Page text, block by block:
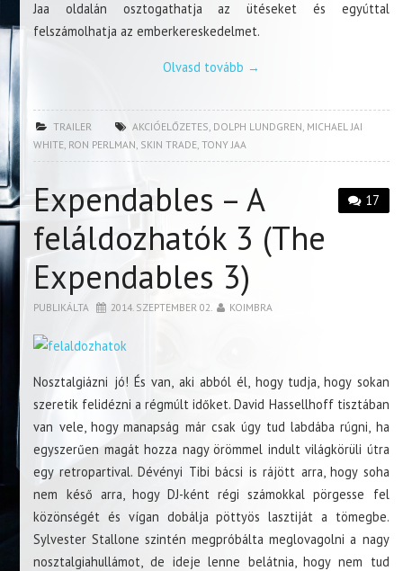
Jaa oldalán osztogathatja az ütéseket és egyúttal
felszámolhatja az emberkereskedelmet.
Olvasd tovább →
TRAILER AKCIÓELŐZETES, DOLPH LUNDGREN, MICHAEL JAI
WHITE, RON PERLMAN, SKIN TRADE,TONY JAA
17
Expendables – A
feláldozhatók 3 (The
Expendables 3)
PUBLIKÁLTA 2014. SZEPTEMBER 02. KOIMBRA
Nosztalgiázni jó! És van, aki abból él, hogy tudja, hogy sokan
szeretik felidézni a régmúlt időket. David Hassellhoff tisztában
van vele, hogy manapság már csak úgy tud labdába rúgni, ha
egyszerűen magát hozza nagy örömmel indult világkörüli útra
egy retropartival. Dévényi Tibi bácsi is rájött arra, hogy soha
nem késő arra, hogy DJ-ként régi számokkal pörgesse fel
közönségét és vígan dobálja pöttyös lasztiját a tömegbe.
Sylvester Stallone szintén megpróbálta meglovagolni a nagy
nosztalgiahullámot, de ideje lenne belátnia, hogy nem tud